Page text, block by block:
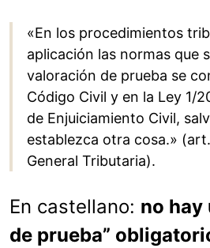
«En los procedimientos
aplicación las normas que
valoración de prueba se
Código Civil y en la Ley 1/
de Enjuiciamiento Civil,
establezca otra cosa.»
General Tributaria).
En castellano: no hay
de prueba”